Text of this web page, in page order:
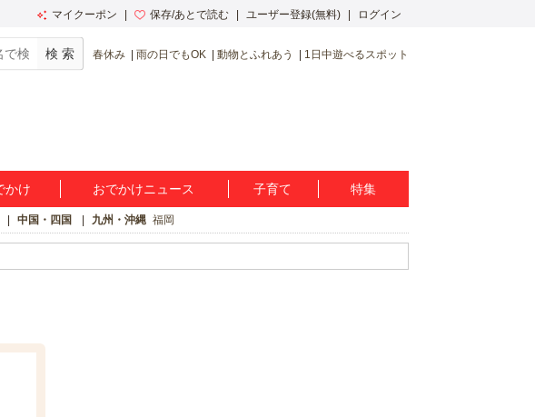
マイクーポン 保存/あとで読む ユーザー登録(無料) ログイン
春休み 雨の日でもOK 動物とふれあう 1日中遊べるスポット
かけ おでかけニュース 子育て 特集
中国・四国 九州・沖縄 福岡